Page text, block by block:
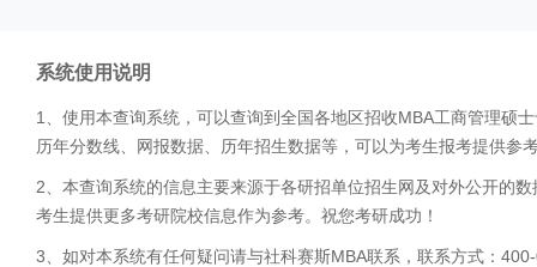
系统使用说明
1、使用本查询系统，可以查询到全国各地区招收MBA工商管理硕
历年分数线、网报数据、历年招生数据等，可以为考生报考提供参
2、本查询系统的信息主要来源于各研招单位招生网及对外公开的
考生提供更多考研院校信息作为参考。祝您考研成功！
3、如对本系统有任何疑问请与社科赛斯MBA联系，联系方式：